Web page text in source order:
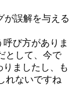
が誤解を与える
呼び方がありま
として、今で
りましたし、も
れないですね